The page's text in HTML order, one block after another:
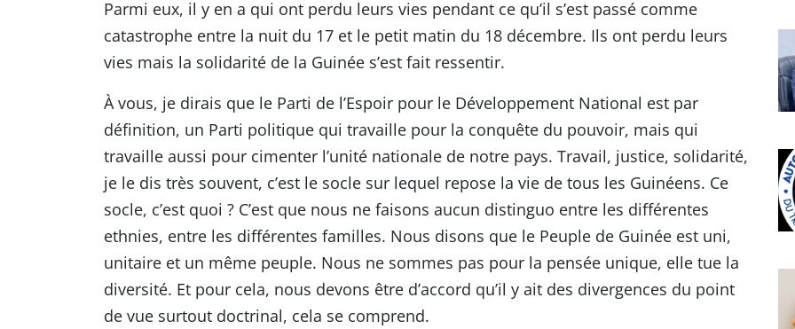
Parmi eux, il y en a qui ont perdu leurs vies pendant ce qu’il s’est passé comme
catastrophe entre la nuit du 17 et le petit matin du 18 décembre. Ils ont perdu leurs
vies mais la solidarité de la Guinée s’est fait ressentir.
À vous, je dirais que le Parti de l’Espoir pour le Développement National est par
définition, un Parti politique qui travaille pour la conquête du pouvoir, mais qui
travaille aussi pour cimenter l’unité nationale de notre pays. Travail, justice, solidarité,
je le dis très souvent, c’est le socle sur lequel repose la vie de tous les Guinéens. Ce
socle, c’est quoi ? C’est que nous ne faisons aucun distinguo entre les différentes
ethnies, entre les différentes familles. Nous disons que le Peuple de Guinée est uni,
unitaire et un même peuple. Nous ne sommes pas pour la pensée unique, elle tue la
diversité. Et pour cela, nous devons être d’accord qu’il y ait des divergences du point
de vue surtout doctrinal, cela se comprend.